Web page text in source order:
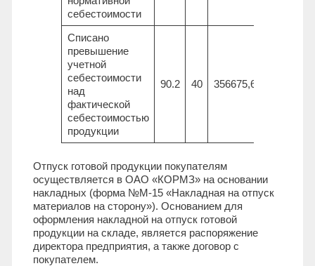
себестоимости
Списано
превышение
учетной
себестоимости
над
фактической
себестоимостью
продукции
90.2 40 356675,6
Отпуск готовой продукции покупателям
осуществляется в ОАО «КОРМЗ» на основании
накладных (форма №М-15 «Накладная на отпуск
материалов на сторону»). Основанием для
оформления накладной на отпуск готовой
продукции на складе, является распоряжение
директора предприятия, а также договор с
покупателем.